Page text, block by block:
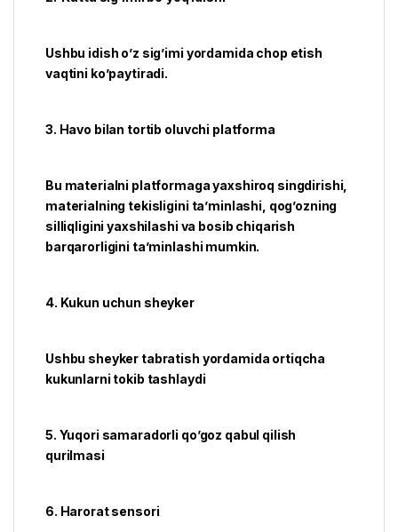
Ushbu idish o’z sig’imi yordamida chop etish
vaqtini ko’paytiradi.
3. Havo bilan tortib oluvchi platforma
Bu materialni platformaga yaxshiroq singdirishi,
materialning tekisligini ta’minlashi, qog’ozning
silliqligini yaxshilashi va bosib chiqarish
barqarorligini ta’minlashi mumkin.
4. Kukun uchun sheyker
Ushbu sheyker tabratish yordamida ortiqcha
kukunlarni tokib tashlaydi
5. Yuqori samaradorli qo’goz qabul qilish
qurilmasi
6. Harorat sensori